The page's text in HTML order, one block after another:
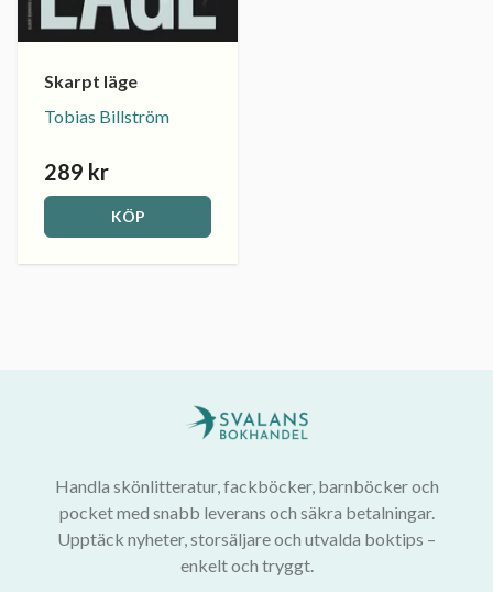
Skarpt läge
Tobias Billström
289 kr
KÖP
Handla skönlitteratur, fackböcker, barnböcker och
pocket med snabb leverans och säkra betalningar.
Upptäck nyheter, storsäljare och utvalda boktips –
enkelt och tryggt.